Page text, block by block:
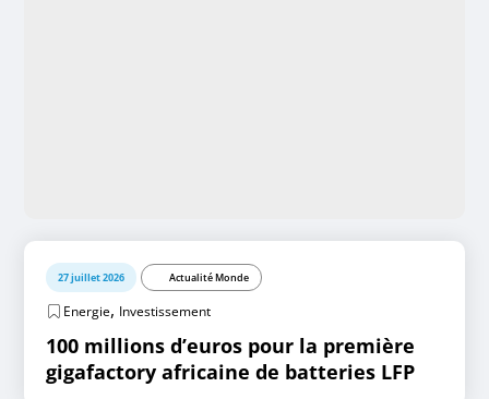
27 juillet 2026 Actualité Monde
Energie, Investissement
100 millions d’euros pour la première
gigafactory africaine de batteries LFP